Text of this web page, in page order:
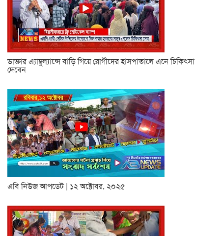
ডাক্তার এ্যাম্বুল্যান্সে বাড়ি গিয়ে রোগীদের হাসপাতালে এনে চিকিৎসা
দেবেন
এবি নিউজ আপডেট | ১২ অক্টোবর, ২০২৫